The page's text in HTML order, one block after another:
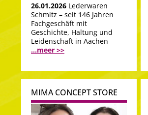
26.01.2026 Lederwaren
Schmitz – seit 146 Jahren
Fachgeschäft mit
Geschichte, Haltung und
Leidenschaft in Aachen
...meer >>
MIMA CONCEPT STORE